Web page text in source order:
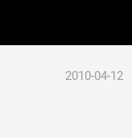
2010-04-12